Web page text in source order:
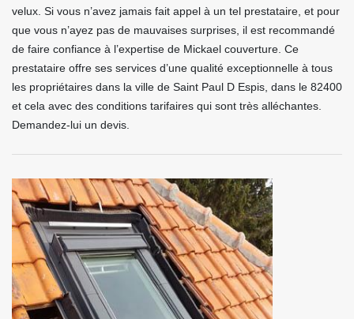
velux. Si vous n’avez jamais fait appel à un tel prestataire, et pour
que vous n’ayez pas de mauvaises surprises, il est recommandé
de faire confiance à l’expertise de Mickael couverture. Ce
prestataire offre ses services d’une qualité exceptionnelle à tous
les propriétaires dans la ville de Saint Paul D Espis, dans le 82400
et cela avec des conditions tarifaires qui sont très alléchantes.
Demandez-lui un devis.